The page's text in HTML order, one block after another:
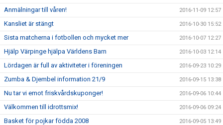
Anmälningar till våren! 2016-11-09 12:57
Kansliet är stängt 2016-10-30 15:52
Sista matcherna i fotbollen och mycket mer 2016-10-07 12:27
Hjälp Värpinge hjälpa Världens Barn 2016-10-03 12:14
Lördagen är full av aktiviteter i föreningen 2016-09-23 10:29
Zumba & Djembel information 21/9 2016-09-15 13:38
Nu tar vi emot friskvårdskuponger! 2016-09-06 10:44
Välkommen till idrottsmix! 2016-09-06 09:24
Basket för pojkar födda 2008 2016-09-05 13:49